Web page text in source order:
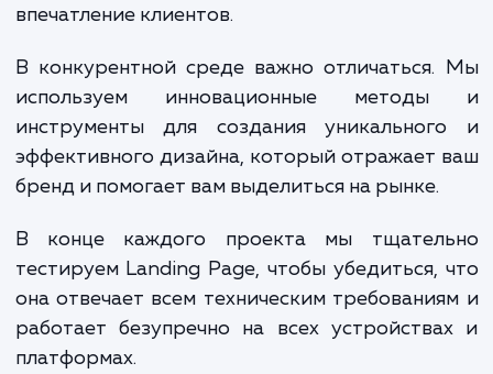
системах.
Мы создаем четкие,
актуальные сообщения для вашей
используя принципы психологии
убеждения. Мы работаем над тем,
клиентов, используя
изображения, видео, отзывы клиентов и
задаваемые вопросы, чтобы
возможные возражения и